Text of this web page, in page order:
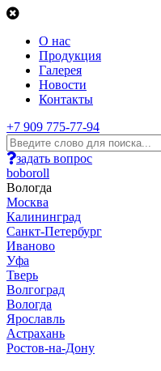
О нас
Продукция
Галерея
Новости
Контакты
+7 909 775-77-94
задать вопрос
boboroll
Вологда
Москва
Калининград
Санкт-Петербург
Иваново
Уфа
Тверь
Волгоград
Вологда
Ярославль
Астрахань
Ростов-на-Дону